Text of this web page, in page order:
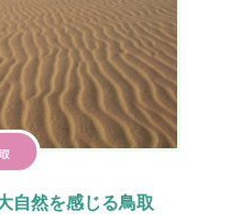
自然を感じる鳥取